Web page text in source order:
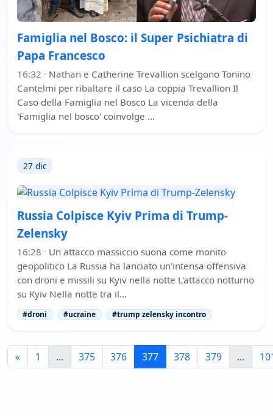
Famiglia nel Bosco: il Super Psichiatra di
Papa Francesco
16:32 · Nathan e Catherine Trevallion scelgono Tonino
Cantelmi per ribaltare il caso La coppia Trevallion Il
Caso della Famiglia nel Bosco La vicenda della
'Famiglia nel bosco' coinvolge …
27 dic
Russia Colpisce Kyiv Prima di Trump-
Zelensky
16:28 · Un attacco massiccio suona come monito
geopolitico La Russia ha lanciato un'intensa offensiva
con droni e missili su Kyiv nella notte L'attacco notturno
su Kyiv Nella notte tra il…
#droni #ucraine #trump zelensky incontro
« 1 ... 375 376 377 378 379 ...